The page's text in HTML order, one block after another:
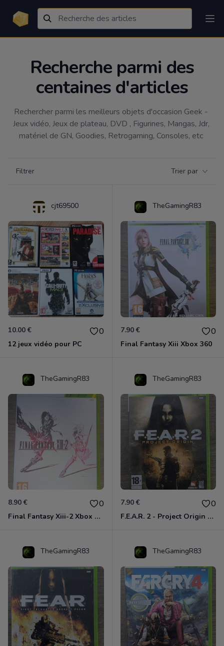
Recherche parmi des
centaines d'articles
Rechercher parmi les meilleurs objets d'occasion Geek -
Jeux vidéo, Jeux de plateau, DVD , Figurines, Mangas, Jdr,
matériel de GN, Goodies, Retrogaming, Consoles, etc
Filtrer Trier par
cjt69500
10.00 € 0
12 jeux vidéo pour PC
TheGamingR83
7.90 € 0
Final Fantasy Xiii Xbox 360
TheGamingR83
8.90 € 0
Final Fantasy Xiii-2 Xbox 360
TheGamingR83
7.90 € 0
F.E.A.R. 2 - Project Origin Xbox 360
TheGamingR83 TheGamingR83